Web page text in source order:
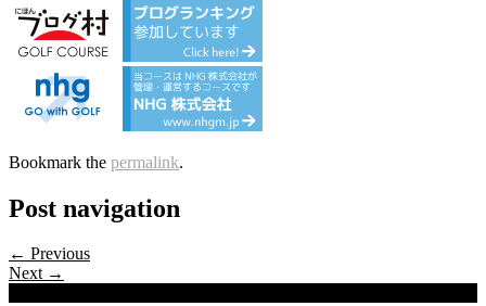
Bookmark the permalink.
Post navigation
← Previous
Next →